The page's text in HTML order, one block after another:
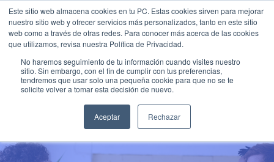
Este sitio web almacena cookies en tu PC. Estas cookies sirven para mejorar
nuestro sitio web y ofrecer servicios más personalizados, tanto en este sitio
web como a través de otras redes. Para conocer más acerca de las cookies
que utilizamos, revisa nuestra Política de Privacidad.
No haremos seguimiento de tu información cuando visites nuestro
sitio. Sin embargo, con el fin de cumplir con tus preferencias,
tendremos que usar solo una pequeña cookie para que no se te
solicite volver a tomar esta decisión de nuevo.
Aceptar Rechazar
Saltar
contenido
Traducir »